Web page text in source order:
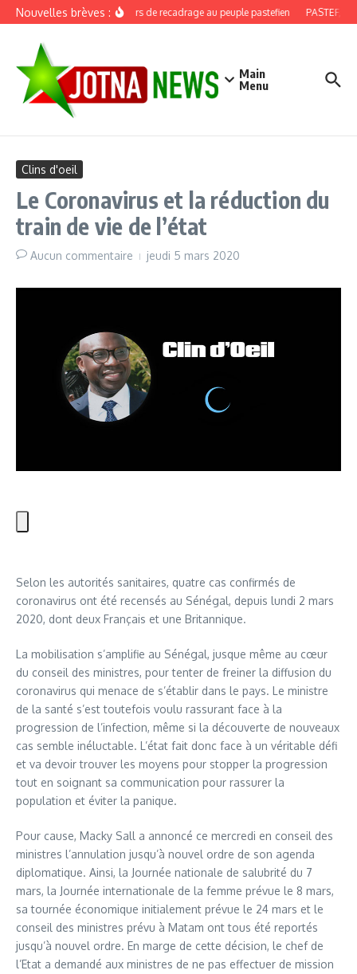
Aller au contenu
Nouvelles brèves :Discours de recadrage au peuple pastefien PASTEF,
Main
Menu
Clins d'oeil
Le Coronavirus et la réduction du
train de vie de l’état
Aucun commentaire jeudi 5 mars 2020
Selon les autorités sanitaires, quatre cas confirmés de
coronavirus ont été recensés au Sénégal, depuis lundi 2 mars
2020, dont deux Français et une Britannique.
La mobilisation s’amplifie au Sénégal, jusque même au cœur
du conseil des ministres, pour tenter de freiner la diffusion du
coronavirus qui menace de s’établir dans le pays. Le ministre
de la santé s’est toutefois voulu rassurant face à la
progression de l’infection, même si la découverte de nouveaux
cas semble inéluctable. L’état fait donc face à un véritable défi
et va devoir trouver les moyens pour stopper la progression
tout en soignant sa communication pour rassurer la
population et éviter la panique.
Pour cause, Macky Sall a annoncé ce mercredi en conseil des
ministres l’annulation jusqu’à nouvel ordre de son agenda
diplomatique. Ainsi, la Journée nationale de salubrité du 7
mars, la Journée internationale de la femme prévue le 8 mars,
sa tournée économique initialement prévue le 24 mars et le
conseil des ministres prévu à Matam ont tous été reportés
jusqu’à nouvel ordre. En marge de cette décision, le chef de
l’Etat a demandé aux ministres de ne pas effectuer de mission